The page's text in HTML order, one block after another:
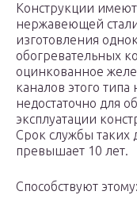
Конструкции
нержавеющей
изготовления
обогревательных
оцинкованное
каналов этого типа
недостаточно для
эксплуатации
Срок службы таких
превышает 10 лет.
Способствуют этому: